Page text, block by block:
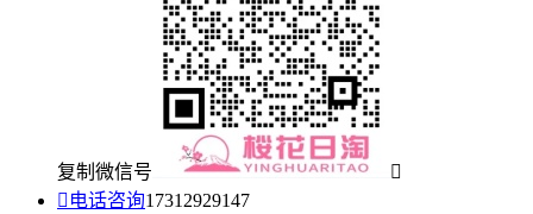
复制微信号

 电话咨询17312929147